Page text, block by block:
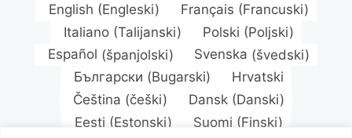
English (Engleski) Français (Francuski)
Italiano (Talijanski) Polski (Poljski)
Español (španjolski) Svenska (švedski)
Български (Bugarski)
Hrvatski
Čeština (češki) Dansk(Danski)
Eesti (Estonski) Suomi (Finski)